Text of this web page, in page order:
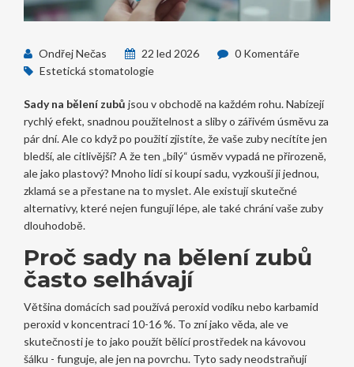
Ondřej Nečas 22 led 2026
0 Komentáře
Estetická stomatologie
Sady na bělení zubů jsou v obchodě na každém rohu. Nabízejí
rychlý efekt, snadnou použitelnost a sliby o zářivém úsměvu za
pár dní. Ale co když po použití zjistíte, že vaše zuby necítíte jen
bledší, ale citlivější? A že ten „bílý“ úsměv vypadá ne přirozeně,
ale jako plastový? Mnoho lidí si koupí sadu, vyzkouší ji jednou,
zklamá se a přestane na to myslet. Ale existují skutečné
alternativy, které nejen fungují lépe, ale také chrání vaše zuby
dlouhodobě.
Proč sady na bělení zubů
často selhávají
Většina domácích sad používá peroxid vodíku nebo karbamid
peroxid v koncentraci 10-16 %. To zní jako věda, ale ve
skutečnosti je to jako použít bělící prostředek na kávovou
šálku - funguje, ale jen na povrchu. Tyto sady neodstraňují